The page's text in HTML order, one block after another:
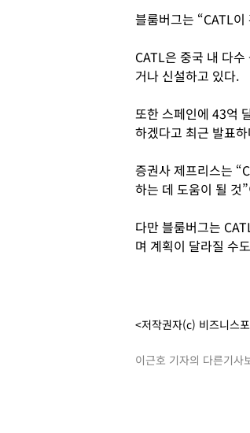
블룸버그는 “CATL
CATL은 중국 내 다
거나 신설하고 있다.
또한 스페인에 43억
하겠다고 최근 발표
증권사 제프리스는
하는 데 도움이 될 것
다만 블룸버그는
며 계획이 달라질 수
<저작권자(c) 비즈니스
이근호 기자의 다른기사